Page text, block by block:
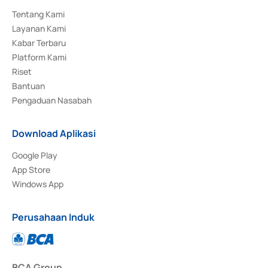
Tentang Kami
Layanan Kami
Kabar Terbaru
Platform Kami
Riset
Bantuan
Pengaduan Nasabah
Download Aplikasi
Google Play
App Store
Windows App
Perusahaan Induk